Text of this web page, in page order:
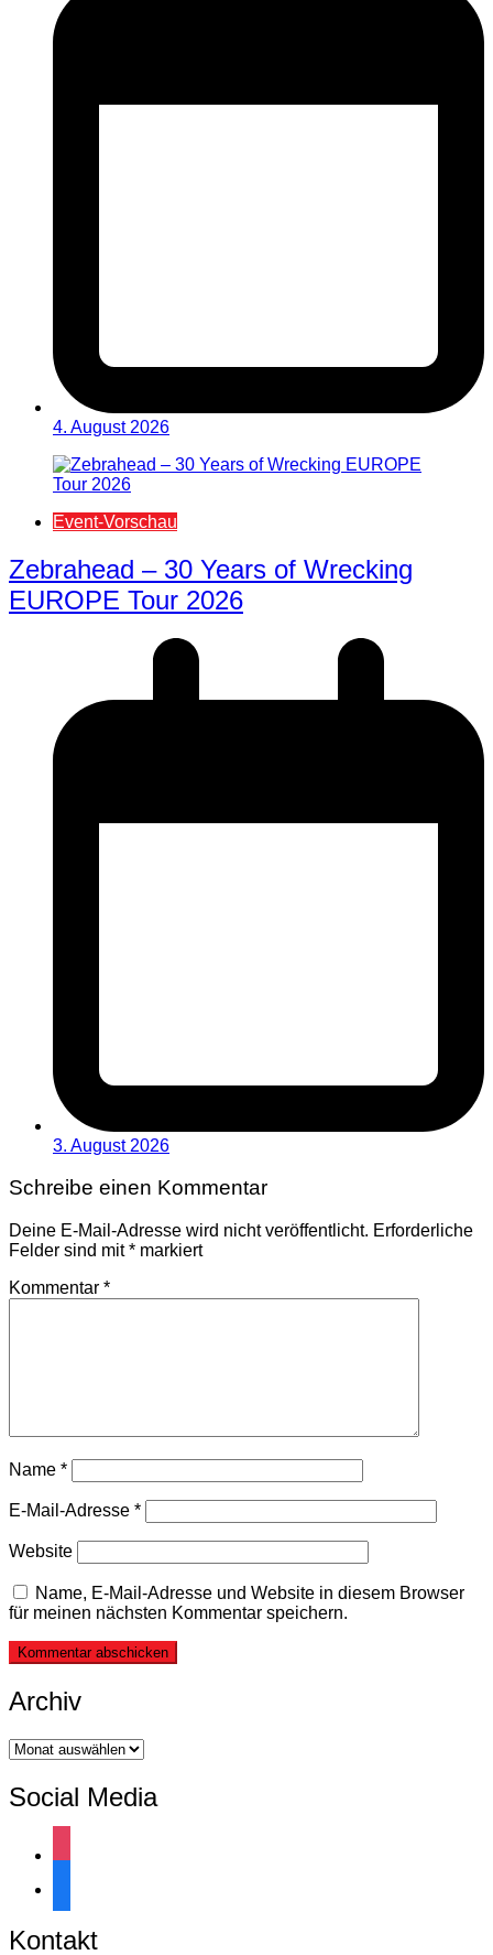
4. August 2026
Event-Vorschau
Zebrahead – 30 Years of Wrecking
EUROPE Tour 2026
3. August 2026
Schreibe einen Kommentar
Deine E-Mail-Adresse wird nicht veröffentlicht. Erforderliche
Felder sind mit* markiert
Kommentar *
Name *
E-Mail-Adresse *
Website
Name, E-Mail-Adresse und Website in diesem Browser
für meinen nächsten Kommentar speichern.
Archiv
Archiv
Social Media
Kontakt